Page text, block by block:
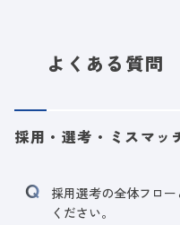
よくある質問
採用・選考・ミスマッ
採用選考の全体フロ
ください。